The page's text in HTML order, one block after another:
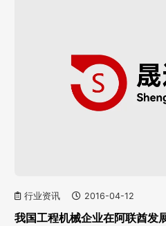
行业资讯 2016-04-12
我国工程机械企业在阿联酋发